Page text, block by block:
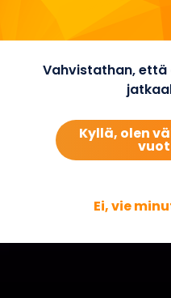
Hot Safari -
Vahvistathan,
Kyllä, olen
Ei, vie